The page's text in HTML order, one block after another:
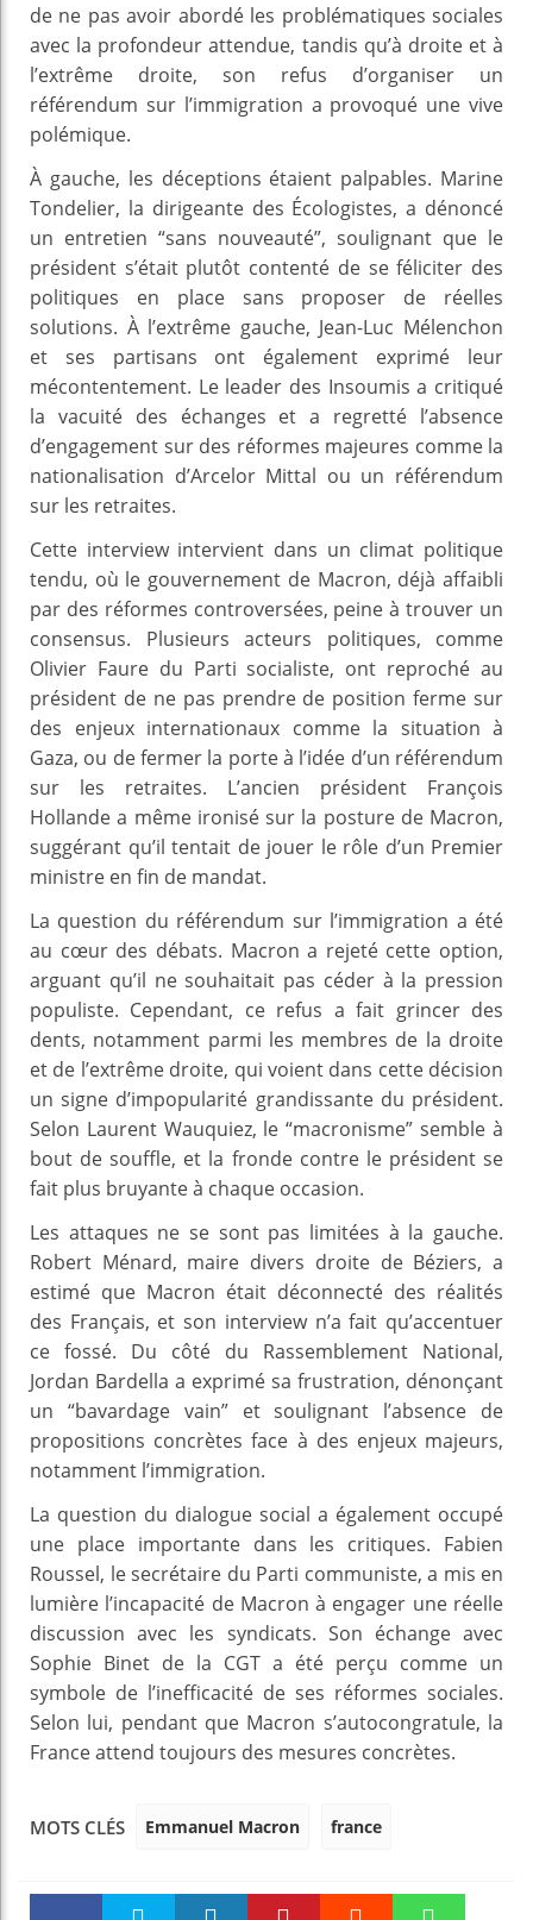
de ne pas avoir abordé les problématiques sociales
avec la profondeur attendue, tandis qu’à droite et à
l’extrême droite, son refus d’organiser un
référendum sur l’immigration a provoqué une vive
polémique.
À gauche, les déceptions étaient palpables. Marine
Tondelier, la dirigeante des Écologistes, a dénoncé
un entretien “sans nouveauté”, soulignant que le
président s’était plutôt contenté de se féliciter des
politiques en place sans proposer de réelles
solutions. À l’extrême gauche, Jean-Luc Mélenchon
et ses partisans ont également exprimé leur
mécontentement. Le leader des Insoumis a critiqué
la vacuité des échanges et a regretté l’absence
d’engagement sur des réformes majeures comme la
nationalisation d’Arcelor Mittal ou un référendum
sur les retraites.
Cette interview intervient dans un climat politique
tendu, où le gouvernement de Macron, déjà affaibli
par des réformes controversées, peine à trouver un
consensus. Plusieurs acteurs politiques, comme
Olivier Faure du Parti socialiste, ont reproché au
président de ne pas prendre de position ferme sur
des enjeux internationaux comme la situation à
Gaza, ou de fermer la porte à l’idée d’un référendum
sur les retraites. L’ancien président François
Hollande a même ironisé sur la posture de Macron,
suggérant qu’il tentait de jouer le rôle d’un Premier
ministre en fin de mandat.
La question du référendum sur l’immigration a été
au cœur des débats. Macron a rejeté cette option,
arguant qu’il ne souhaitait pas céder à la pression
populiste. Cependant, ce refus a fait grincer des
dents, notamment parmi les membres de la droite
et de l’extrême droite, qui voient dans cette décision
un signe d’impopularité grandissante du président.
Selon Laurent Wauquiez, le “macronisme” semble à
bout de souffle, et la fronde contre le président se
fait plus bruyante à chaque occasion.
Les attaques ne se sont pas limitées à la gauche.
Robert Ménard, maire divers droite de Béziers, a
estimé que Macron était déconnecté des réalités
des Français, et son interview n’a fait qu’accentuer
ce fossé. Du côté du Rassemblement National,
Jordan Bardella a exprimé sa frustration, dénonçant
un “bavardage vain” et soulignant l’absence de
propositions concrètes face à des enjeux majeurs,
notamment l’immigration.
La question du dialogue social a également occupé
une place importante dans les critiques. Fabien
Roussel, le secrétaire du Parti communiste, a mis en
lumière l’incapacité de Macron à engager une réelle
discussion avec les syndicats. Son échange avec
Sophie Binet de la CGT a été perçu comme un
symbole de l’inefficacité de ses réformes sociales.
Selon lui, pendant que Macron s’autocongratule, la
France attend toujours des mesures concrètes.
MOTS CLÉS Emmanuel Macron france